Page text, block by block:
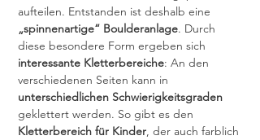
aufteilen. Entstanden ist deshalb eine
„spinnenartige“ Boulderanlage. Durch
diese besondere Form ergeben sich
interessante Kletterbereiche: An den
verschiedenen Seiten kann in
unterschiedlichen Schwierigkeitsgraden
geklettert werden. So gibt es den
Kletterbereich für Kinder, der auch farblich